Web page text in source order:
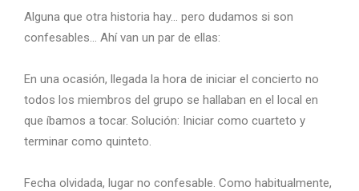
Alguna que otra historia hay… pero dudamos si son
confesables… Ahí van un par de ellas:
En una ocasión, llegada la hora de iniciar el concierto no
todos los miembros del grupo se hallaban en el local en
que íbamos a tocar. Solución: Iniciar como cuarteto y
terminar como quinteto.
Fecha olvidada, lugar no confesable. Como habitualmente,